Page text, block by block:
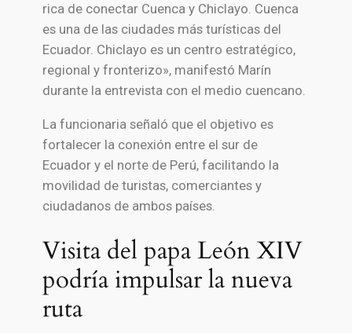
rica de conectar Cuenca y Chiclayo. Cuenca
es una de las ciudades más turísticas del
Ecuador. Chiclayo es un centro estratégico,
regional y fronterizo», manifestó Marín
durante la entrevista con el medio cuencano.
La funcionaria señaló que el objetivo es
fortalecer la conexión entre el sur de
Ecuador y el norte de Perú, facilitando la
movilidad de turistas, comerciantes y
ciudadanos de ambos países.
Visita del papa León XIV
podría impulsar la nueva
ruta